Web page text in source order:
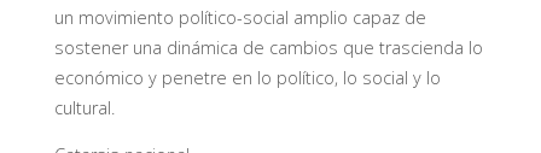
un movimiento político-social amplio capaz de
sostener una dinámica de cambios que trascienda lo
económico y penetre en lo político, lo social y lo
cultural.